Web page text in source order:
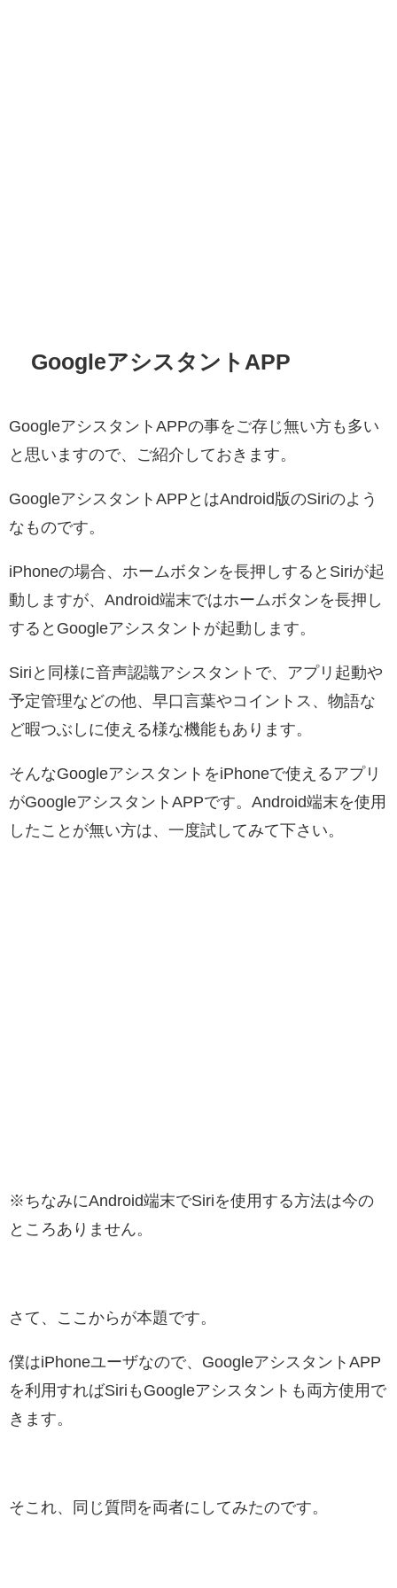
GoogleアシスタントAPP
GoogleアシスタントAPPの事をご存じ無い方も多い
と思いますので、ご紹介しておきます。
GoogleアシスタントAPPとはAndroid版のSiriのよう
なものです。
iPhoneの場合、ホームボタンを長押しするとSiriが起
動しますが、Android端末ではホームボタンを長押し
するとGoogleアシスタントが起動します。
Siriと同様に音声認識アシスタントで、アプリ起動や
予定管理などの他、早口言葉やコイントス、物語な
ど暇つぶしに使える様な機能もあります。
そんなGoogleアシスタントをiPhoneで使えるアプリ
がGoogleアシスタントAPPです。Android端末を使用
したことが無い方は、一度試してみて下さい。
※ちなみにAndroid端末でSiriを使用する方法は今の
ところありません。
さて、ここからが本題です。
僕はiPhoneユーザなので、GoogleアシスタントAPP
を利用すればSiriもGoogleアシスタントも両方使用で
きます。
そこれ、同じ質問を両者にしてみたのです。